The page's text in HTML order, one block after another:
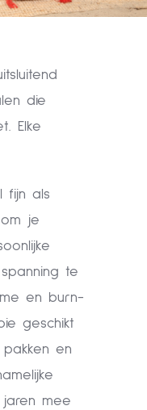
die
Elke
fijn als
je
te
en burn-
geschikt
en
mee